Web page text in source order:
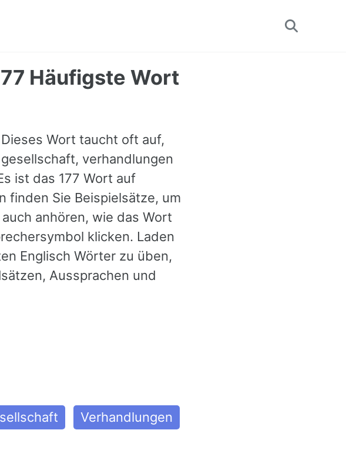
Toggle
Häufigste Wort
Wort taucht oft auf,
verhandlungen
ist das 177 Wort auf
finden Sie Beispielsätze, um
anhören, wie das Wort
klicken. Laden
Englisch Wörter zu üben,
Aussprachen und
Verhandlungen